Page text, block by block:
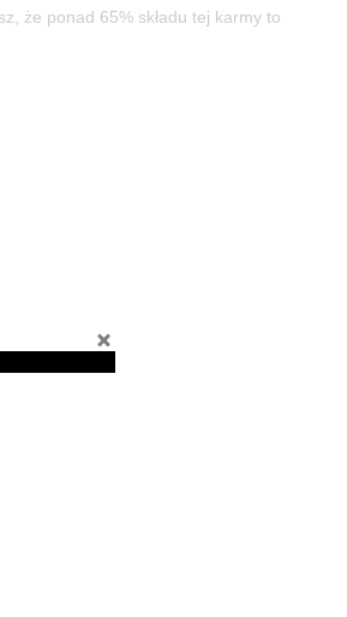
że ponad 65% składu tej karmy to